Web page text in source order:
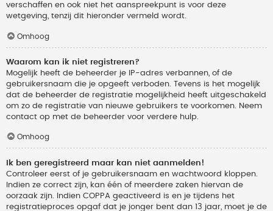
verschaffen en ook niet het aanspreekpunt is voor deze
wetgeving, tenzij dit hieronder vermeld wordt.
Omhoog
Waarom kan ik niet registreren?
Mogelijk heeft de beheerder je IP-adres verbannen, of de
gebruikersnaam die je opgeeft verboden. Tevens is het mogelijk
dat de beheerder de registratie mogelijkheid heeft uitgeschakeld
om zo de registratie van nieuwe gebruikers te voorkomen. Neem
contact op met de beheerder voor verdere hulp.
Omhoog
Ik ben geregistreerd maar kan niet aanmelden!
Controleer eerst of je gebruikersnaam en wachtwoord kloppen.
Indien ze correct zijn, kan één of meerdere zaken hiervan de
oorzaak zijn. Indien COPPA geactiveerd is en je tijdens het
registratieproces opgaf dat je jonger bent dan 13 jaar, moet je de